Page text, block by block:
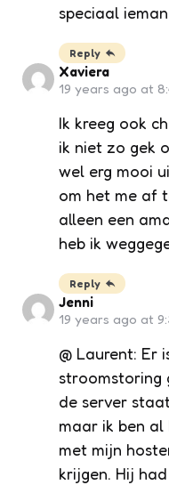
speciaal
Reply
Xaviera
19 years ago at
Ik kreeg ook
ik niet zo gek
wel erg mooi
om het me af
alleen een
heb ik
Reply
Jenni
19 years ago at
@ Laurent: Er
stroomstoring
de server
maar ik ben
met mijn
krijgen. Hij